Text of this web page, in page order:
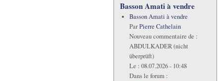
Basson Amati à vendre
Basson Amati à vendre
ParPierre Cathelain
Nouveau commentaire de :
ABDULKADER (nicht
überprüft)
Le : 08.07.2026 - 10:48
Dans le forum :